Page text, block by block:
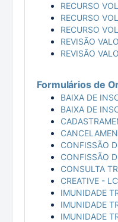
RECURSO
RECURSO
RECURSO
REVISÃO
REVISÃO
Formulários de
BAIXA DE
BAIXA DE
CONFISSÃO
CONFISSÃO
CONSULTA
CREATIVE -
IMUNIDADE
IMUNIDADE
IMUNIDADE